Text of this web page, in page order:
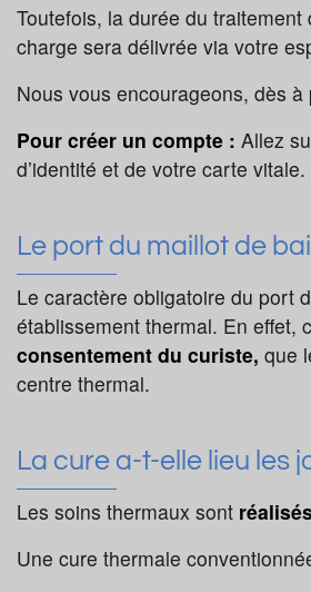
Toutefois, la durée du
charge sera délivrée via votre
Nous vous encourageons, dès
Pour créer un compte : Allez
d’identité et de votre carte vitale.
Le port du maillot de
Le caractère obligatoire du port
établissement thermal. En effet,
consentement du curiste, que
centre thermal.
La cure a-t-elle lieu les
Les soins thermaux sont
Une cure thermale